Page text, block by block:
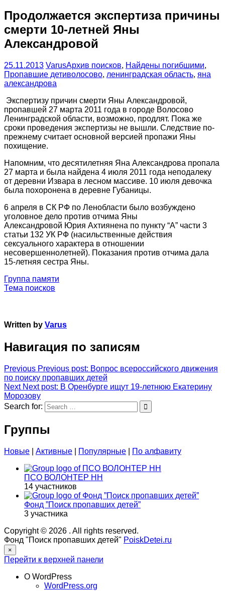
Продолжается экспертиза причины
смерти 10-летней Яны
Александровой
25.11.2013 VarusАрхив поисков, Найдены погибшими,
Пропавшие детиволосово, ленинградская область, яна
александрова
Экспертизу причин смерти Яны Александровой,
пропавшей 27 марта 2011 года в городе Волосово
Ленинградской области, возможно, продлят. Пока же
сроки проведения экспертизы не вышли. Следствие по-
прежнему считает основной версией пропажи Яны
похищение.
Напомним, что десятилетняя Яна Александрова пропала
27 марта и была найдена 4 июля 2011 года неподалеку
от деревни Извара в лесном массиве. 10 июля девочка
была похоронена в деревне Губаницы.
6 апреля в СК РФ по Ленобласти было возбуждено
уголовное дело против отчима Яны
Александровой Юрия Ахтиянена по пункту “А” части 3
статьи 132 УК РФ (насильственные действия
сексуального характера в отношении
несовершеннолетней). Показания против отчима дала
15-летняя сестра Яны.
Группа памяти
Тема поисков
Written by Varus
Навигация по записям
Previous Previous post: Вопрос всероссийского движения
по поиску пропавших детей
Next Next post: В Оренбурге ищут 19-летнюю Екатерину
Морозову
Search for:
Группы
Новые Активные Популярные По алфавиту
ПСО ВОЛОНТЕР НН
14 участников
Фонд ”Поиск пропавших детей”
3 участника
Copyright © 2026 . All rights reserved.
Фонд "Поиск пропавших детей" PoiskDetei.ru
×
Перейти к верхней панели
О WordPress
WordPress.org